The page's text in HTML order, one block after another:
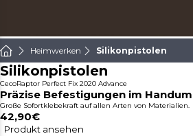
Heimwerken Silikonpistolen
Silikonpistolen
CecoRaptor Perfect Fix 2020 Advance
Präzise Befestigungen im
Große Sofortklebekraft auf allen Arten von Materialien.
42,90€
Produkt ansehen